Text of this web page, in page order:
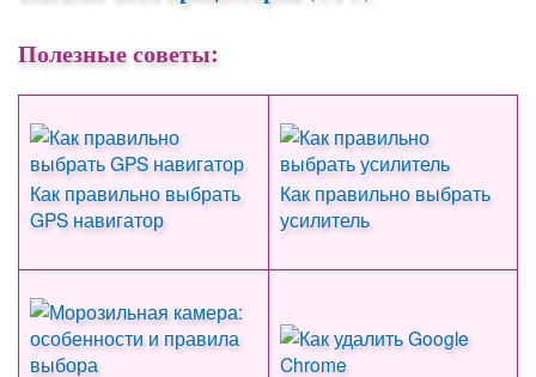
Полезные советы:
Как правильно выбрать
GPS навигатор
Как правильно выбрать
усилитель